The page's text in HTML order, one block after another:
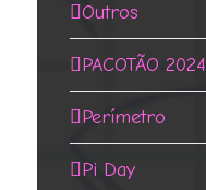
Outros
PACOTÃO 2024
Perímetro
Pi Day